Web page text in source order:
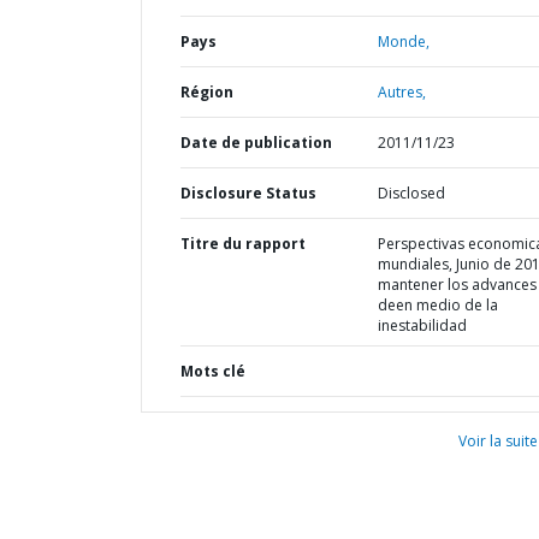
Pays Monde,
Région Autres,
Date de publication 2011/11/23
Disclosure Status Disclosed
Titre du rapport
Perspectivas
mundiales, Junio de
mantener los advances
deen medio de la
inestabilidad
Mots clé
Voir la suite